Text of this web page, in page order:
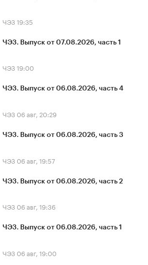
ЧЭЗ 19:35
ЧЭЗ. Выпуск от 07.08.2026, часть 1
ЧЭЗ 19:00
ЧЭЗ. Выпуск от 06.08.2026, часть 4
ЧЭЗ 06 авг, 20:29
ЧЭЗ. Выпуск от 06.08.2026, часть 3
ЧЭЗ 06 авг, 19:57
ЧЭЗ. Выпуск от 06.08.2026, часть 2
ЧЭЗ 06 авг, 19:36
ЧЭЗ. Выпуск от 06.08.2026, часть 1
ЧЭЗ 06 авг, 19:00